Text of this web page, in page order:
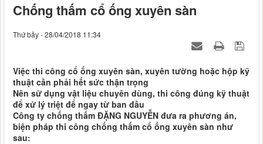
Chống thấm cổ ống xuyên sàn
Thứ bảy - 28/04/2018 11:34
Việc thi công cổ ống xuyên sàn, xuyên tường hoặc hộp kỹ
thuật cần phải hết sức thận trọng
Nên sử dụng vật liệu chuyên dùng, thi công đúng kỹ thuật
để xử lý triệt để ngay từ ban đầu
Công ty chống thấm ĐẶNG NGUYỄN đưa ra phương án,
biện pháp thi công chống thấm cổ ống xuyên sàn như
sau: